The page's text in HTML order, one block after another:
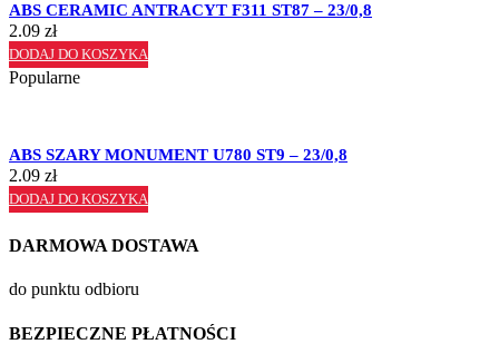
ABS CERAMIC ANTRACYT F311 ST87 – 23/0,8
2.09 zł
DODAJ DO KOSZYKA
Popularne
ABS SZARY MONUMENT U780 ST9 – 23/0,8
2.09 zł
DODAJ DO KOSZYKA
DARMOWA DOSTAWA
do punktu odbioru
BEZPIECZNE PŁATNOŚCI